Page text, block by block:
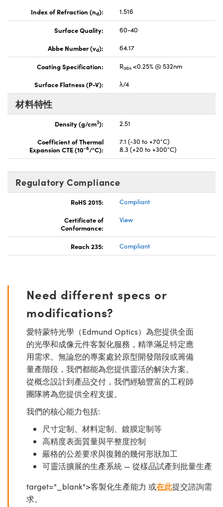
Index of Refraction (nd): 1.516
Surface Quality:
60-40
Abbe Number (vd): 64.17
Coating Specification: Rabs <0.25% @ 532nm
Surface Flatness (P-V):
λ/4
材料特性
Density (g/cm3):
2.51
Coefficient of Thermal
Expansion CTE (10-6/°C):
7.1 (-30 to +70°C)
8.3 (+20 to +300°C)
Regulatory Compliance
RoHS 2015:
Compliant
Certificate of
Conformance:
View
Reach 235: Compliant
Need different specs or
modifications?
愛特蒙特光學（Edmund Optics）為您提供全面
的光學和成像元件客製化服務，精準滿足特定應
用需求。無論您的專案處於原型開發階段或籌備
量產階段，我們都能為您提供靈活的解決方案。
從概念設計到產品交付，我們經驗豐富的工程師
團隊將為您提供全程支援。
我們的核心能力包括:
尺寸定制、材料定制、鍍膜定制等
高精度表面質量與平整度控制
嚴格的公差要求與復雜的幾何形狀加工
可靈活擴展的生產系統 — 從樣品試產到批量生產
target="_blank">客製化生產能力 或在此提交諮詢需
求。